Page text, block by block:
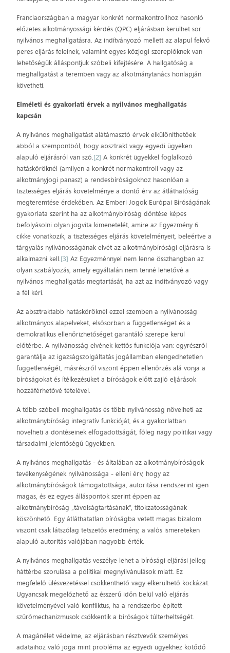
Franciaországban a magyar konkrét normakontrollhoz hasonló
előzetes alkotmányossági kérdés (QPC) eljárásban kerülhet sor
nyilvános meghallgatásra. Az indítványozó mellett az alapul fekvő
peres eljárás feleinek, valamint egyes közjogi szereplőknek van
lehetőségük álláspontjuk szóbeli kifejtésére. A hallgatóság a
meghallgatást a teremben vagy az alkotmánytanács honlapján
követheti.
Elméleti és gyakorlati érvek a nyilvános meghallgatás
kapcsán
A nyilvános meghallgatást alátámasztó érvek elkülöníthetőek
abból a szempontból, hogy absztrakt vagy egyedi ügyeken
alapuló eljárásról van szó.[2] A konkrét ügyekkel foglalkozó
hatásköröknél (amilyen a konkrét normakontroll vagy az
alkotmányjogi panasz) a rendesbíróságokhoz hasonlóan a
tisztességes eljárás követelménye a döntő érv az átláthatóság
megteremtése érdekében. Az Emberi Jogok Európai Bíróságának
gyakorlata szerint ha az alkotmánybíróság döntése képes
befolyásolni olyan jogvita kimenetelét, amire az Egyezmény 6.
cikke vonatkozik, a tisztességes eljárás követelményeit, beleértve a
tárgyalás nyilvánosságának elvét az alkotmánybírósági eljárásra is
alkalmazni kell.[3] Az Egyezménnyel nem lenne összhangban az
olyan szabályozás, amely egyáltalán nem tenné lehetővé a
nyilvános meghallgatás megtartását, ha azt az indítványozó vagy
a fél kéri.
Az absztraktabb hatásköröknél ezzel szemben a nyilvánosság
alkotmányos alapelveket, elsősorban a függetlenséget és a
demokratikus ellenőrizhetőséget garantáló szerepe kerül
előtérbe. A nyilvánosság elvének kettős funkciója van: egyrészről
garantálja az igazságszolgáltatás jogállamban elengedhetetlen
függetlenségét, másrészről viszont éppen ellenőrzés alá vonja a
bíróságokat és ítélkezésüket a bíróságok előtt zajló eljárások
hozzáférhetővé tételével.
A több szóbeli meghallgatás és több nyilvánosság növelheti az
alkotmánybíróság integratív funkcióját, és a gyakorlatban
növelheti a döntéseinek elfogadottságát, főleg nagy politikai vagy
társadalmi jelentőségű ügyekben.
A nyilvános meghallgatás - és általában az alkotmánybíróságok
tevékenységének nyilvánossága - elleni érv, hogy az
alkotmánybíróságok támogatottsága, autoritása rendszerint igen
magas, és ez egyes álláspontok szerint éppen az
alkotmánybíróság „távolságtartásának”, titokzatosságának
köszönhető. Egy átláthatatlan bíróságba vetett magas bizalom
viszont csak látszólag tetszetős eredmény, a valós ismereteken
alapuló autoritás valójában nagyobb érték.
A nyilvános meghallgatás veszélye lehet a bírósági eljárási jelleg
háttérbe szorulása a politikai megnyilvánulások miatt. Ez
megfelelő ülésvezetéssel csökkenthető vagy elkerülhető kockázat.
Ugyancsak megelőzhető az ésszerű időn belül való eljárás
követelményével való konfliktus, ha a rendszerbe épített
szűrőmechanizmusok csökkentik a bíróságok túlterheltségét.
A magánélet védelme, az eljárásban résztvevők személyes
adataihoz való joga mint probléma az egyedi ügyekhez kötődő